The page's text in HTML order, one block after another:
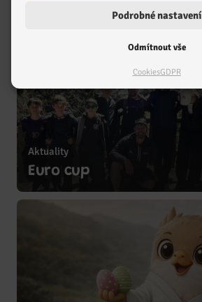
Odmítnout vše
Podrobné nastavení
CookiesGDPR
Aktuality
Euro cup
Zobrazit více